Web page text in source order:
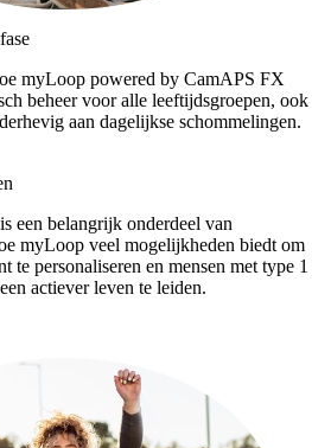
myLoop powered by CamAPS FX
beheer voor alle leeftijdsgroepen, ook
aan dagelijkse schommelingen.
een belangrijk onderdeel van
myLoop veel mogelijkheden biedt om
te personaliseren en mensen met type 1
actiever leven te leiden.